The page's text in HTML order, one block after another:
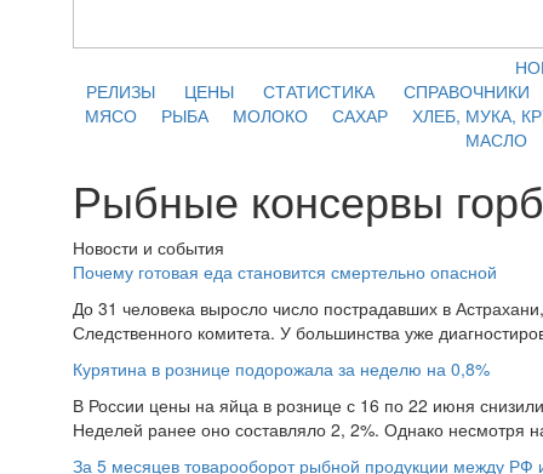
РЕЛИЗЫ
ЦЕНЫ СТАТИСТИКА
СПРАВОЧНИКИ
МЯСО
РЫБА МОЛОКО САХАР
ХЛЕБ, МУКА,
МАСЛО
Рыбные консервы
Новости и события
Почему готовая еда становится смертельно опасной
До 31 человека выросло число пострадавших в
Следственного комитета. У большинства уже
Курятина в рознице подорожала за неделю на 0,8%
В России цены на яйца в рознице с 16 по 22 июня
Неделей ранее оно составляло 2, 2%. Однако несмотря
За 5 месяцев товарооборот рыбной продукции между